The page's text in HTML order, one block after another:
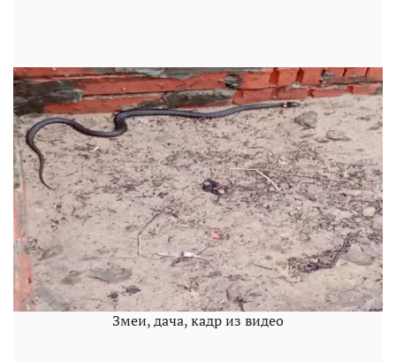
Змеи, дача, кадр из видео